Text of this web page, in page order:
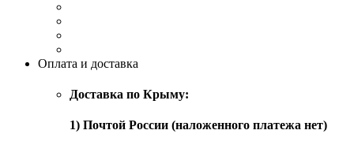
Оплата и доставка
Доставка по Крыму:
1) Почтой России (наложенного платежа нет)